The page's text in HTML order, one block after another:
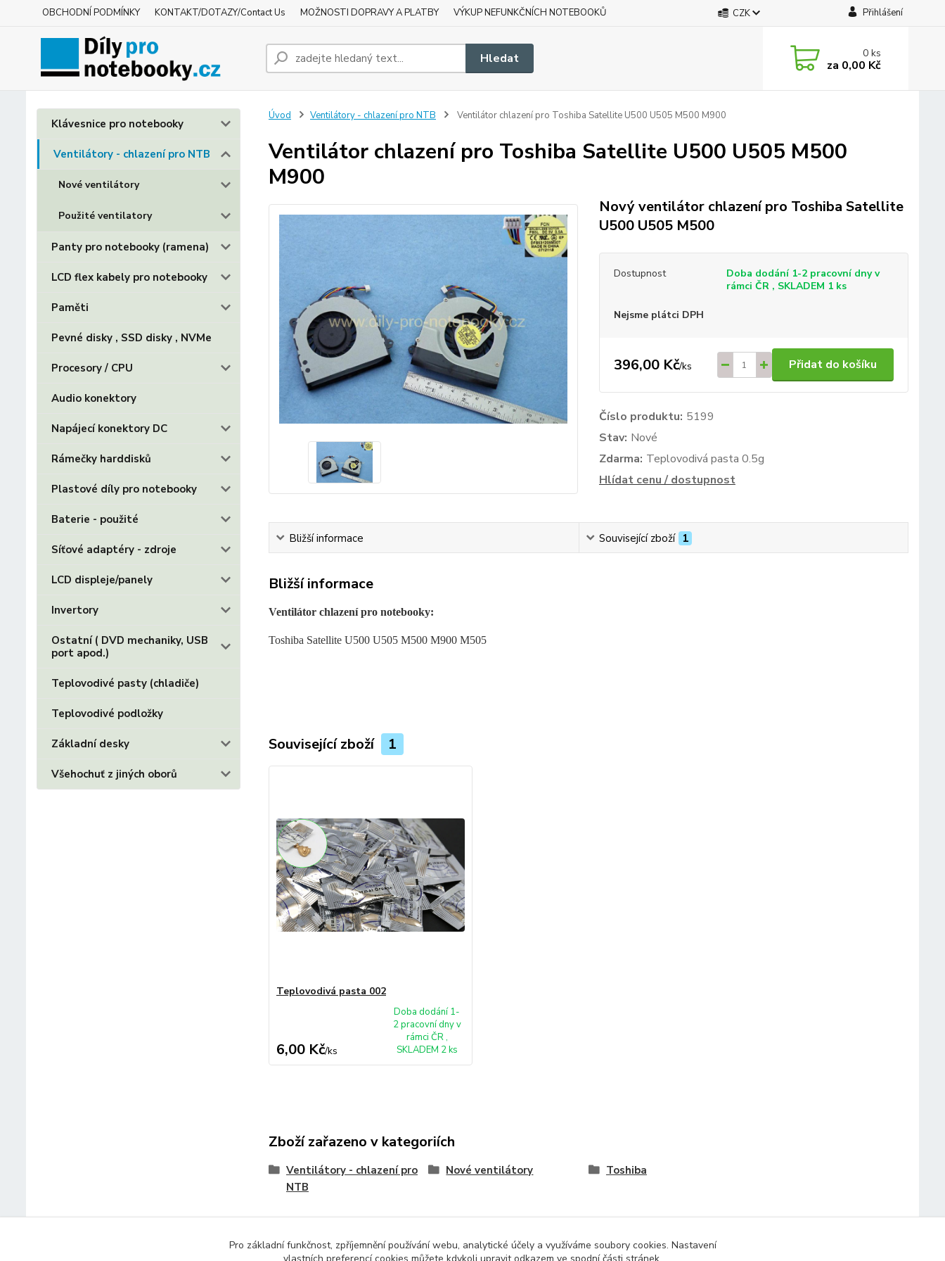
OBCHODNÍ PODMÍNKY KONTAKT/DOTAZY/Contact Us MOŽNOSTI DOPRAVY A PLATBY VÝKUP NEFUNKČNÍCH NOTEBOOKŮ CZK Přihlášení
Hledat 0ks
za 0,00 Kč
Klávesnice pro notebooky
Ventilátory - chlazení pro NTB
Nové ventilátory
Použité ventilatory
Panty pro notebooky (ramena)
LCD flex kabely pro notebooky
Paměti
Pevné disky , SSD disky , NVMe
Procesory / CPU
Audio konektory
Napájecí konektory DC
Rámečky harddisků
Plastové díly pro notebooky
Baterie - použité
Síťové adaptéry - zdroje
LCD displeje/panely
Invertory
Ostatní ( DVD mechaniky, USB
port apod.)
Teplovodivé pasty (chladiče)
Teplovodivé podložky
Základní desky
Všehochuť z jiných oborů
Úvod Ventilátory - chlazení pro NTB Ventilátor chlazení pro Toshiba Satellite U500 U505 M500 M900
Ventilátor chlazení pro Toshiba Satellite U500 U505 M500
M900
Nový ventilátor chlazení pro Toshiba Satellite
U500 U505 M500
Dostupnost
Doba dodání 1-2 pracovní dny v
rámci ČR , SKLADEM 1 ks
Nejsme plátci DPH
396,00 Kč/ks Přidat do košíku
Číslo produktu: 5199
Stav: Nové
Zdarma: Teplovodivá pasta 0.5g
Hlídat cenu / dostupnost
Bližší informace Související zboží 1
Bližší informace
Ventilátor chlazení pro notebooky:
Toshiba Satellite U500 U505 M500 M900 M505
Související zboží 1
Teplovodivá pasta 002
6,00 Kč/ks
Doba dodání 1-
2 pracovní dny v
rámci ČR ,
SKLADEM 2 ks
Zboží zařazeno v kategoriích
Ventilátory - chlazení pro
NTB
Nové ventilátory Toshiba
Pro základní funkčnost, zpříjemnění používání webu, analytické účely a využíváme soubory cookies. Nastavení